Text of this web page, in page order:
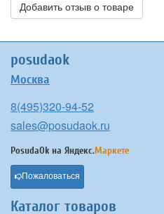
Добавить отзыв о товаре
posudaok
Москва
8(495)320-94-52
sales@posudaok.ru
PosudaOk на Яндекс.Маркете
Пожаловаться
Каталог товаров